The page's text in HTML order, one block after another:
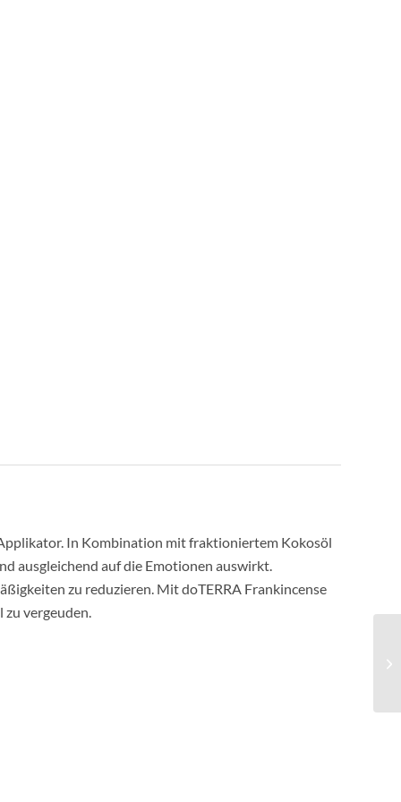
In Kombination mit fraktioniertem Kokosöl
ausgleichend auf die Emotionen auswirkt.
zu reduzieren. Mit doTERRA Frankincense
vergeuden.